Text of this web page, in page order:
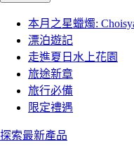
本月之星蠟燭:
漂泊遊記
走進夏日水上花園
旅途新章
旅行必備
限定禮遇
探索最新產品